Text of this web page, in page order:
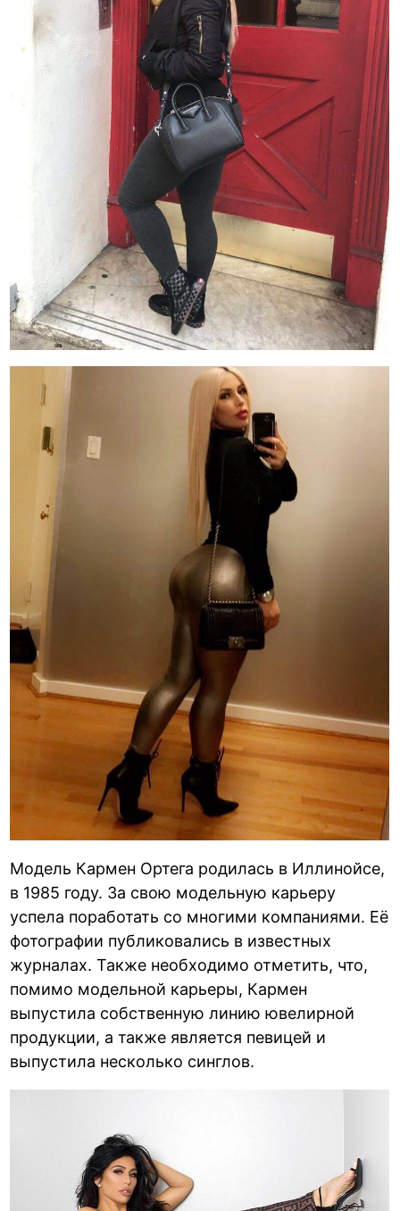
Модель Кармен Ортега родилась в Иллинойсе,
в 1985 году. За свою модельную карьеру
успела поработать со многими компаниями. Её
фотографии публиковались в известных
журналах. Также необходимо отметить, что,
помимо модельной карьеры, Кармен
выпустила собственную линию ювелирной
продукции, а также является певицей и
выпустила несколько синглов.